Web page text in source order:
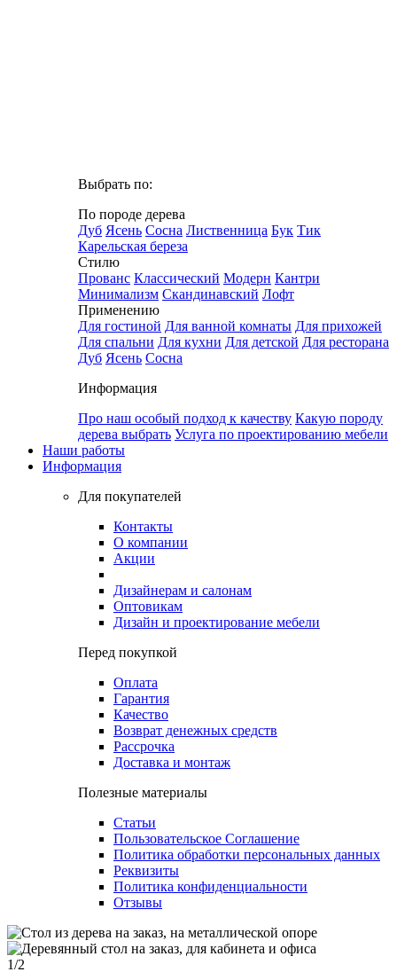
Выбрать по:
По породе дерева
Дуб Ясень Сосна Лиственница Бук Тик
Карельская береза
Стилю
Прованс Классический Модерн Кантри
Минимализм Скандинавский Лофт
Применению
Для гостиной Для ванной комнаты Для прихожей
Для спальни Для кухни Для детской Для ресторана
Дуб Ясень Сосна
Информация
Про наш особый подход к качеству Какую породу
дерева выбрать Услуга по проектированию мебели
Наши работы
Информация
Для покупателей
Контакты
О компании
Акции
Дизайнерам и салонам
Оптовикам
Дизайн и проектирование мебели
Перед покупкой
Оплата
Гарантия
Качество
Возврат денежных средств
Рассрочка
Доставка и монтаж
Полезные материалы
Статьи
Пользовательское Соглашение
Политика обработки персональных данных
Реквизиты
Политика конфиденциальности
Отзывы
1/2